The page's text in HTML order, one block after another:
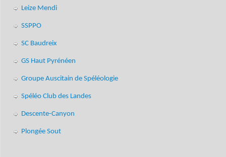
Leize Mendi
SSPPO
SC Baudreix
GS Haut Pyrénéen
Groupe Auscitain de Spéléologie
Spéléo Club des Landes
Descente-Canyon
Plongée Sout